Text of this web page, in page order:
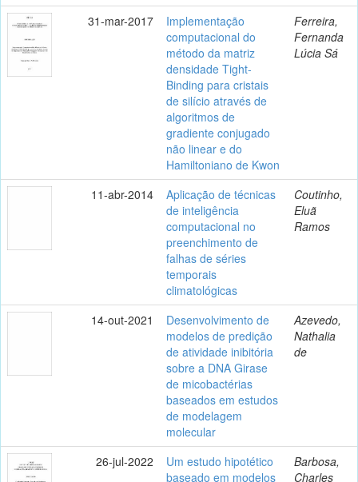
31-mar-2017
Implementação
computacional do
método da matriz
densidade Tight-
Binding para cristais
de silício através de
algoritmos de
gradiente conjugado
não linear e do
Hamiltoniano de Kwon
Ferreira,
Fernanda
Lúcia Sá
11-abr-2014
Aplicação de técnicas
de inteligência
computacional no
preenchimento de
falhas de séries
temporais
climatológicas
Coutinho,
Eluã
Ramos
14-out-2021
Desenvolvimento de
modelos de predição
de atividade inibitória
sobre a DNA Girase
de micobactérias
baseados em estudos
de modelagem
molecular
Azevedo,
Nathalia
de
26-jul-2022
Um estudo hipotético
baseado em modelos
Barbosa,
Charles